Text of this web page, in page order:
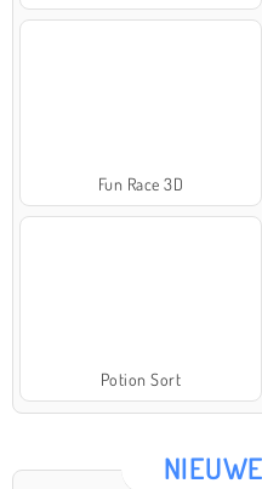
Fun Race 3D
Potion Sort